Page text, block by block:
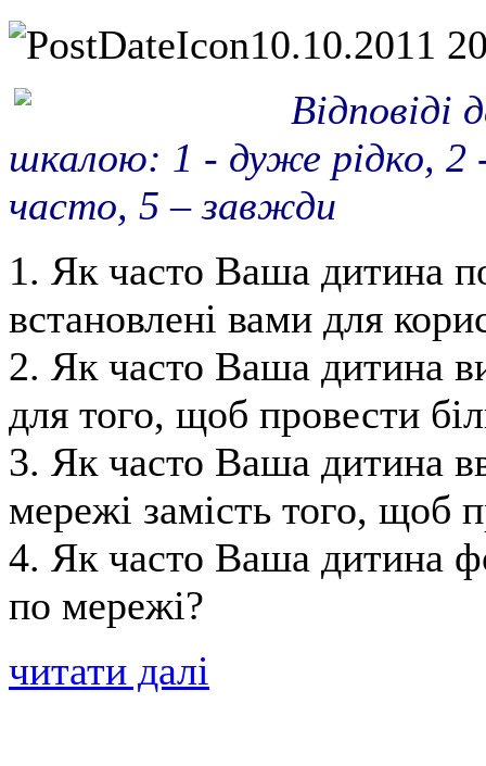
10.10.2011
шкалою: 1 - дуже рідко, 2
часто, 5 – завжди
1. Як часто Ваша дитина
встановлені вами для
2. Як часто Ваша дитина
для того, щоб провести
3. Як часто Ваша дитина
мережі замість того, щоб
4. Як часто Ваша дитина
по мережі?
читати далі